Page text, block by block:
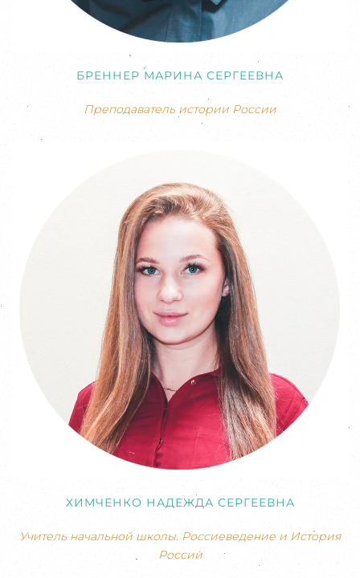
БРЕННЕР МАРИНА СЕРГЕЕВНА
Преподаватель истории России
ХИМЧЕНКО НАДЕЖДА СЕРГЕЕВНА
Учитель начальной школы. Россиеведение и История
России